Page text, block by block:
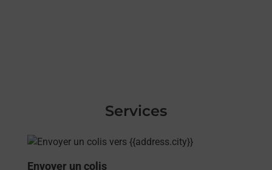
Services
En savoir plus
Envoyer un colis